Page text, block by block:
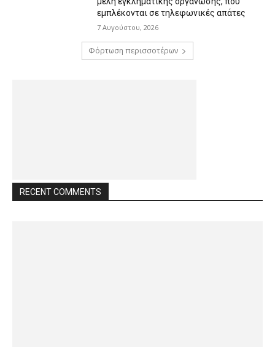
εμπλέκονται σε τηλεφωνικές απάτες
7 Αυγούστου, 2026
Φόρτωση περισσοτέρων
RECENT COMMENTS